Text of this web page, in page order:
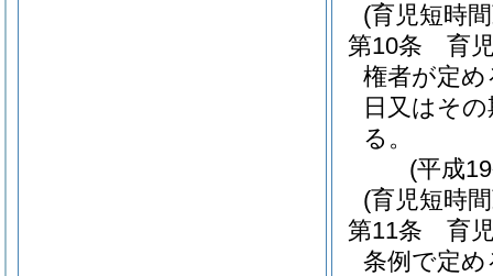
(育児短時
第10条
育
権者が定
日又はそ
る。
(平成
(育児短時
第11条
育
条例で定